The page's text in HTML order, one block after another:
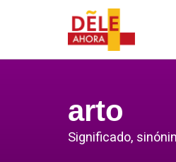
arto
Significado,